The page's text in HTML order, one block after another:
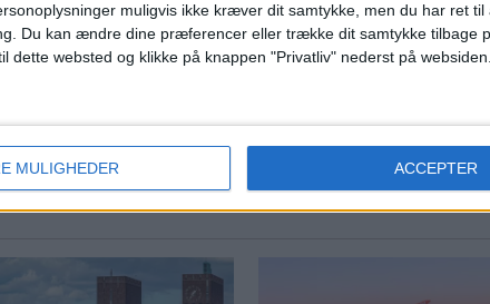
muligvis ikke kræver dit samtykke, men du har ret
Du kan ændre dine præferencer eller trække dit samtykke tilbage
dette websted og klikke på knappen "Privatliv" nederst på websiden.
MULIGHEDER ACCEPTER
til sydens
Robb Reports
udfordrer Europas